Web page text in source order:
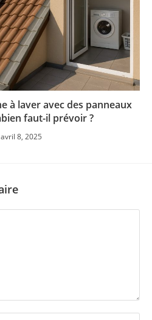
à laver avec des panneaux
faut-il prévoir ?
avril 8, 2025